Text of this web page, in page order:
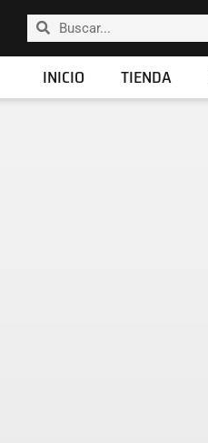
INICIO
TIENDA